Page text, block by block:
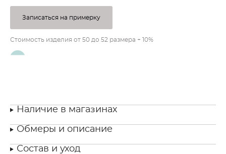
Записаться на примерку
Стоимость изделия от 50 до 52 размера + 10%
Наличие в магазинах
Обмеры и описание
Состав и уход